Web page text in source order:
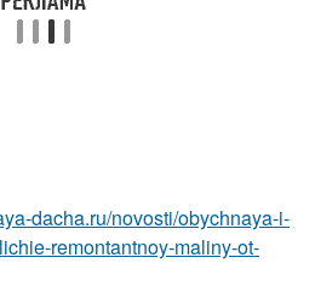
dacha.ru/novosti/obychnaya-i-
remontantnoy-maliny-ot-